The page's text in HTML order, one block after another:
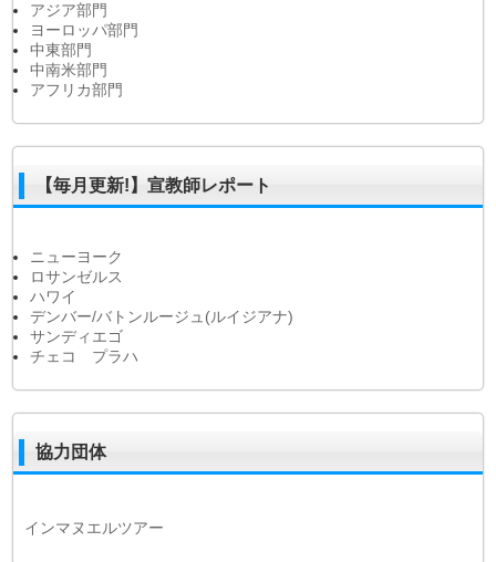
アジア部門
ヨーロッパ部門
中東部門
中南米部門
アフリカ部門
【毎月更新!】宣教師レポート
ニューヨーク
ロサンゼルス
ハワイ
デンバー/バトンルージュ(ルイジアナ)
サンディエゴ
チェコ プラハ
協力団体
インマヌエルツアー